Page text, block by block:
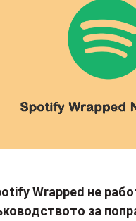
Wrapped не
за